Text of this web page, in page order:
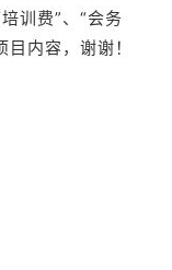
训费”、“会务
内容，谢谢！